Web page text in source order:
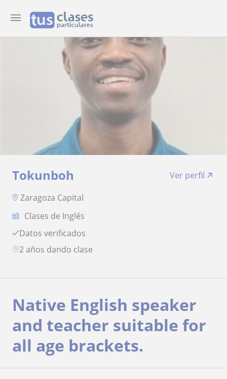
Tokunboh
Ver perfil
Zaragoza Capital
Clases de Inglés
Datos verificados
2 años dando clase
Native English speaker
and teacher suitable for
all age brackets.